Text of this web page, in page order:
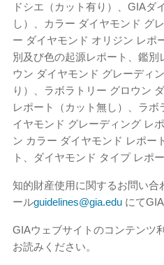
ドシエ（カット有り）、GIAダ
し）、カラー ダイヤモンド グ
ー ダイヤモンド オリジン レポ
別及び色の起源レポート、鑑別
ウン ダイヤモンド グレーディ
り）、ラボラトリー グロウン
レポート（カット無し）、ラ
イヤモンド グレーディング レ
ン カラー ダイヤモンド レポー
ト、ダイヤモンド タイプ レポ
知的財産使用に関するお問い合
ールguidelines@gia.edu にて
GIAウェブサイトのコンテンツ
お読みください。